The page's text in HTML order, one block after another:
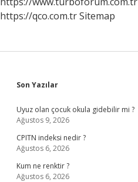
https://qco.com.trSitemap
Sidebar
Son Yazılar
Uyuz olan çocuk okula gidebilir mi ?
Ağustos 9, 2026
CPITN indeksi nedir ?
Ağustos 6, 2026
Kum ne renktir ?
Ağustos 6, 2026